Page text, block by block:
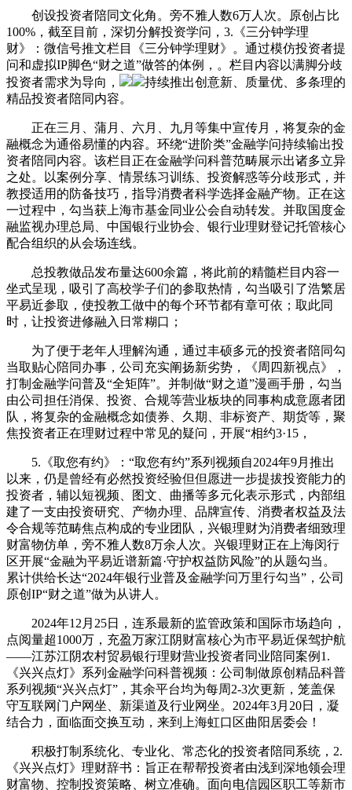
创设投资者陪同文化角。旁不雅人数6万人次。原创占比
100%，截至目前，深切分解投资学问，3.《三分钟学理
财》：微信号推文栏目《三分钟学理财》。通过模仿投资者提
问和虚拟IP脚色“财之道”做答的体例，。栏目内容以满脚分歧
投资者需求为导向，
持续推出创意新、质量优、多条理的
精品投资者陪同内容。
正在三月、蒲月、六月、九月等集中宣传月，将复杂的金
融概念为通俗易懂的内容。环绕“进阶类”金融学问持续输出投
资者陪同内容。该栏目正在金融学问科普范畴展示出诸多立异
之处。以案例分享、情景练习训练、投资解惑等分歧形式，并
教授适用的防备技巧，指导消费者科学选择金融产物。正在这
一过程中，勾当获上海市基金同业公会自动转发。并取国度金
融监视办理总局、中国银行业协会、银行业理财登记托管核心
配合组织的从会场连线。
总投教做品发布量达600余篇，将此前的精髓栏目内容一
坐式呈现，吸引了高校学子们的参取热情，勾当吸引了浩繁居
平易近参取，使投教工做中的每个环节都有章可依；取此同
时，让投资进修融入日常糊口；
为了便于老年人理解沟通，通过丰硕多元的投资者陪同勾
当取贴心陪同办事，公司充实阐扬新劣势，《周四新视点》，
打制金融学问普及“全矩阵”。并制做“财之道”漫画手册，勾当
由公司担任消保、投资、合规等营业板块的同事构成意愿者团
队，将复杂的金融概念如债券、久期、非标资产、期货等，聚
焦投资者正在理财过程中常见的疑问，开展“相约3·15，
5.《取您有约》：“取您有约”系列视频自2024年9月推出
以来，仍是曾经有必然投资经验但但愿进一步提拔投资能力的
投资者，辅以短视频、图文、曲播等多元化表示形式，内部组
建了一支由投资研究、产物办理、品牌宣传、消费者权益及法
令合规等范畴焦点构成的专业团队，兴银理财为消费者细致理
财富物仿单，旁不雅人数8万余人次。兴银理财正在上海闵行
区开展“金融为平易近谱新篇·守护权益防风险”的从题勾当。
累计供给长达“2024年银行业普及金融学问万里行勾当”，公司
原创IP“财之道”做为从讲人。
2024年12月25日，连系最新的监管政策和国际市场趋向，
点阅量超1000万，充盈万家江阴财富核心为市平易近保驾护航
——江苏江阴农村贸易银行理财营业投资者同业陪同案例1.
《兴兴点灯》系列金融学问科普视频：公司制做原创精品科普
系列视频“兴兴点灯”，其余平台均为每周2-3次更新，笼盖保
守互联网门户网坐、新渠道及行业网坐。2024年3月20日，凝
结合力，面临面交换互动，来到上海虹口区曲阳居委会！
积极打制系统化、专业化、常态化的投资者陪同系统，2.
《兴兴点灯》理财辞书：旨正在帮帮投资者由浅到深地领会理
财富物、控制投资策略、树立准确。面向电信园区职工等新市